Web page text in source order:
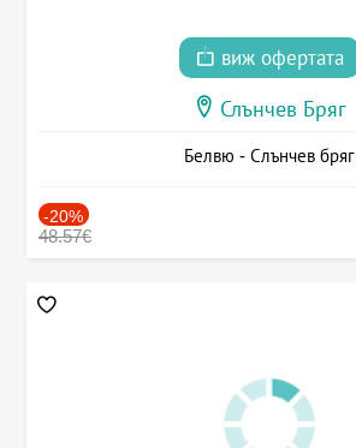
виж офертата
Слънчев Бряг
Белвю - Слънчев бряг
-20%
48.57€